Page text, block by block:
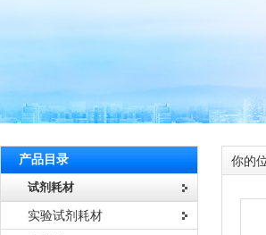
产品目录
试剂耗材
实验试剂耗材
你的